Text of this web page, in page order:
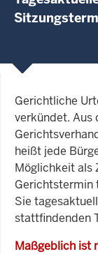
Gerichtliche
verkündet. Aus
heißt jede
Möglichkeit als
Gerichtstermin
Sie
stattfindenden
Maßgeblich ist